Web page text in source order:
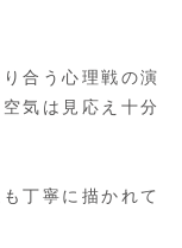
合う心理戦の演
気は見応え十分
丁寧に描かれて